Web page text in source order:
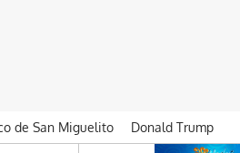
de San Miguelito
Donald Trump